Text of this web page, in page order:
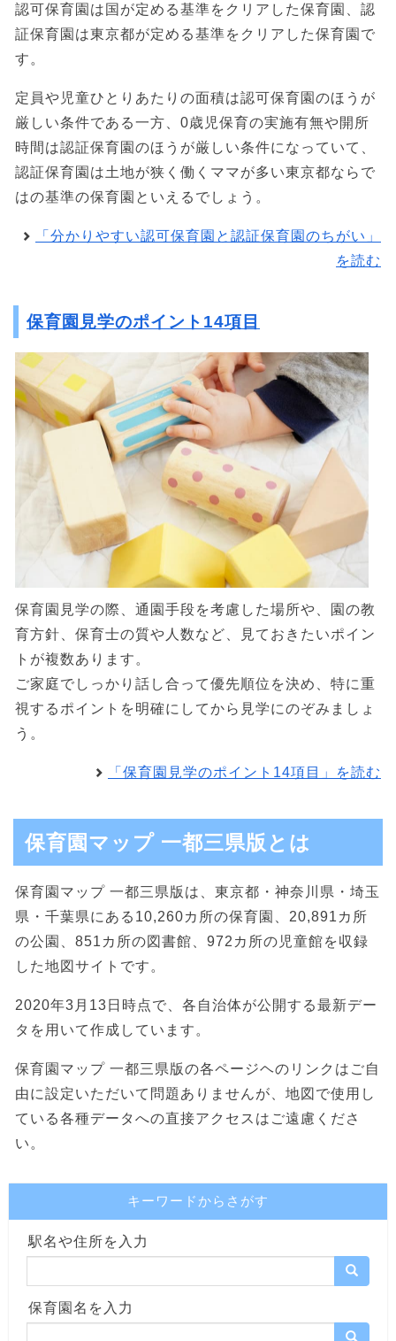
認可保育園は国が定める基準をクリアした保育園、認
証保育園は東京都が定める基準をクリアした保育園で
す。
定員や児童ひとりあたりの面積は認可保育園のほうが
厳しい条件である一方、0歳児保育の実施有無や開所
時間は認証保育園のほうが厳しい条件になっていて、
認証保育園は土地が狭く働くママが多い東京都ならで
はの基準の保育園といえるでしょう。
「分かりやすい認可保育園と認証保育園のちがい」
を読む
保育園見学のポイント14項目
保育園見学の際、通園手段を考慮した場所や、園の教
育方針、保育士の質や人数など、見ておきたいポイン
トが複数あります。
ご家庭でしっかり話し合って優先順位を決め、特に重
視するポイントを明確にしてから見学にのぞみましょ
う。
「保育園見学のポイント14項目」を読む
保育園マップ 一都三県版とは
保育園マップ 一都三県版は、東京都・神奈川県・埼玉
県・千葉県にある10,260カ所の保育園、20,891カ所
の公園、851カ所の図書館、972カ所の児童館を収録
した地図サイトです。
2020年3月13日時点で、各自治体が公開する最新デー
タを用いて作成しています。
保育園マップ 一都三県版の各ページヘのリンクはご自
由に設定いただいて問題ありませんが、地図で使用し
ている各種データへの直接アクセスはご遠慮くださ
い。
キーワードからさがす
駅名や住所を入力
保育園名を入力